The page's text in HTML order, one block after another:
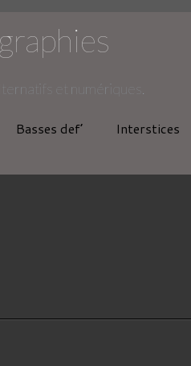
et numériques.
Basses def’
Interstices